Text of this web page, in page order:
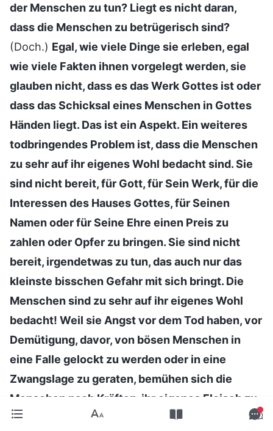
der Menschen zu tun? Liegt es nicht daran,
dass die Menschen zu betrügerisch sind?
(Doch.) Egal, wie viele Dinge sie erleben, egal
wie viele Fakten ihnen vorgelegt werden, sie
glauben nicht, dass es das Werk Gottes ist oder
dass das Schicksal eines Menschen in Gottes
Händen liegt. Das ist ein Aspekt. Ein weiteres
todbringendes Problem ist, dass die Menschen
zu sehr auf ihr eigenes Wohl bedacht sind. Sie
sind nicht bereit, für Gott, für Sein Werk, für die
Interessen des Hauses Gottes, für Seinen
Namen oder für Seine Ehre einen Preis zu
zahlen oder Opfer zu bringen. Sie sind nicht
bereit, irgendetwas zu tun, das auch nur das
kleinste bisschen Gefahr mit sich bringt. Die
Menschen sind zu sehr auf ihr eigenes Wohl
bedacht! Weil sie Angst vor dem Tod haben, vor
Demütigung, davor, von bösen Menschen in
eine Falle gelockt zu werden oder in eine
Zwangslage zu geraten, bemühen sich die
Menschen nach Kräften, ihr eigenes Fleisch zu
schützen und sich nicht in gefährliche